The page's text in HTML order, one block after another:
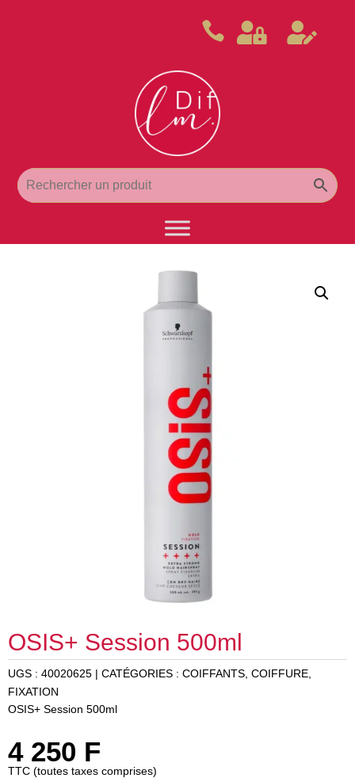
  
OSIS+ Session 500ml
UGS : 40020625 CATÉGORIES : COIFFANTS COIFFURE
FIXATION
OSIS+ Session 500ml
4 250 F
TTC (toutes taxes comprises)